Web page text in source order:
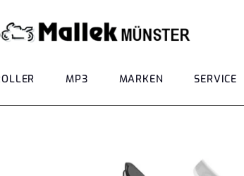
MP3 MARKEN SERVICE